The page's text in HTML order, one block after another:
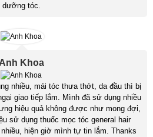
dưỡng tóc.
Anh Khoa
nhiều, mái tóc thưa thớt, da đầu thì bị
giao tiếp lắm. Mình đã sử dụng nhiều
hiệu quả không được như mong đợi,
sử dụng thuốc mọc tóc general hair
hiện giờ mình tự tin lắm. Thanks